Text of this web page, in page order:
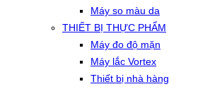
Máy so màu da
THIẾT BỊ THỰC PHẨM
Máy đo độ mặn
Máy lắc Vortex
Thiết bị nhà hàng